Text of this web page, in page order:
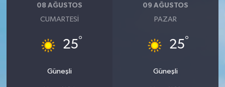
08 AĞUSTOS
CUMARTESI
25°
Güneşli
09 AĞUSTOS
PAZAR
25°
Güneşli